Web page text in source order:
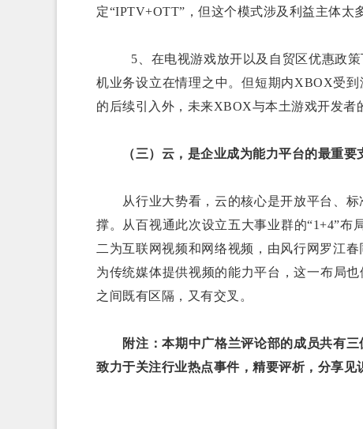
定“IPTV+OTT”，但这个模式涉及利益主体太
5、在电视游戏放开以及自贸区优惠政策
机业务设立在情理之中。但短期内XBOX受
的后续引入外，未来XBOX与本土游戏开发者
（三）云，是企业成为能力平台的最重要
从行业大势看，云的核心是开放平台、标
撑。从百视通此次设立五大事业群的“1+4”布
二为互联网视频和网络视频，由风行网罗江
为传统媒体提供视频的能力平台，这一布局
之间既有区隔，又有交叉。
附注：本期中广格兰评论部的成员共有
致力于关注行业热点事件，精要评析，分享见